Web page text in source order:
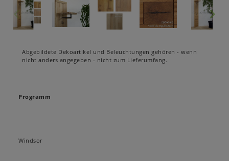
Abgebildete Dekoartikel und Beleuchtungen gehören - wenn
nicht anders angegeben - nicht zum Lieferumfang.
Programm
Windsor